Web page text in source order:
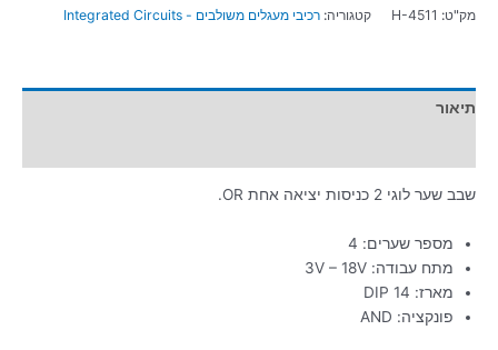
מק"ט: H-4511 קטגוריה: רכיבי מעגלים משולבים - Integrated Circuits
תיאור
שבב שער לוגי 2 כניסות יציאה אחת OR.
מספר שערים: 4
מתח עבודה: 3V – 18V
מארז: DIP 14
פונקציה: AND